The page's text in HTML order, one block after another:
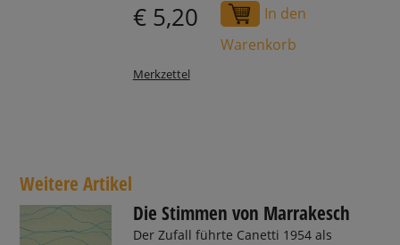
€ 5,20
In den
Warenkorb
Merkzettel
Weitere Artikel
Die Stimmen von Marrakesch
Der Zufall führte Canetti 1954 als